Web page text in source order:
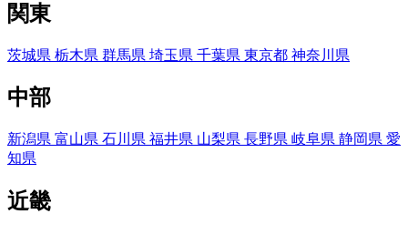
関東
茨城県 栃木県 群馬県 埼玉県 千葉県 東京都 神奈川県
中部
新潟県 富山県 石川県 福井県 山梨県 長野県 岐阜県 静岡県 愛
知県
近畿